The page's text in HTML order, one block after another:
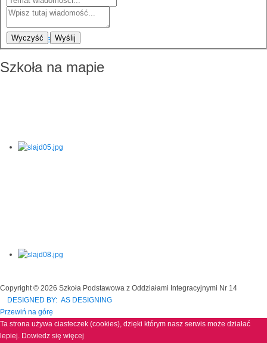
Wyczyść Wyślij
Szkoła na mapie
Copyright © 2026 Szkoła Podstawowa z Oddziałami Integracyjnymi Nr 14
DESIGNED BY: AS DESIGNING
Przewiń na górę
Ta strona używa ciasteczek (cookies), dzięki którym nasz serwis może działać
lepiej. Dowiedz się więcej